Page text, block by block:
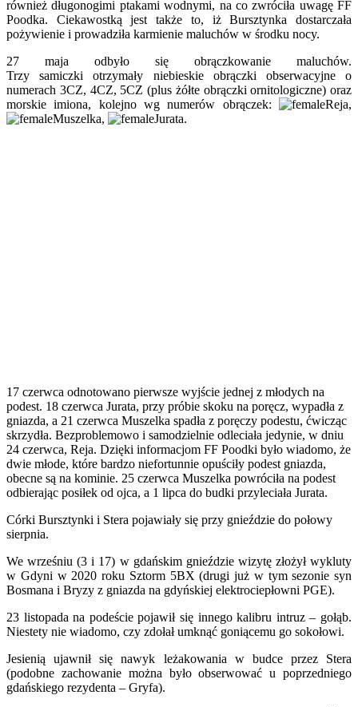
również długonogimi ptakami wodnymi, na co zwróciła uwagę FF
Poodka. Ciekawostką jest także to, iż Bursztynka dostarczała
pożywienie i prowadziła karmienie maluchów w środku nocy.
27 maja odbyło się obrączkowanie maluchów.
Trzy samiczki otrzymały niebieskie obrączki obserwacyjne o
numerach 3CZ, 4CZ, 5CZ (plus żółte obrączki ornitologiczne) oraz
morskie imiona, kolejno wg numerów obrączek:
Reja,
Muszelka,
Jurata.
17 czerwca odnotowano pierwsze wyjście jednej z młodych na
podest. 18 czerwca Jurata, przy próbie skoku na poręcz, wypadła z
gniazda, a 21 czerwca Muszelka spadła z poręczy podestu, ćwicząc
skrzydła. Bezproblemowo i samodzielnie odleciała jedynie, w dniu
24 czerwca, Reja. Dzięki informacjom FF Poodki było wiadomo, że
dwie młode, które bardzo niefortunnie opuściły podest gniazda,
obecne są na kominie. 25 czerwca Muszelka powróciła na podest
odbierając posiłek od ojca, a 1 lipca do budki przyleciała Jurata.
Córki Bursztynki i Stera pojawiały się przy gnieździe do połowy
sierpnia.
We wrześniu (3 i 17) w gdańskim gnieździe wizytę złożył wykluty
w Gdyni w 2020 roku Sztorm 5BX (drugi już w tym sezonie syn
Bosmana i Bryzy z gniazda na gdyńskiej elektrociepłowni PGE).
23 listopada na podeście pojawił się innego kalibru intruz – gołąb.
Niestety nie wiadomo, czy zdołał umknąć goniącemu go sokołowi.
Jesienią ujawnił się nawyk leżakowania w budce przez Stera
(podobne zachowanie można było obserwować u poprzedniego
gdańskiego rezydenta – Gryfa).